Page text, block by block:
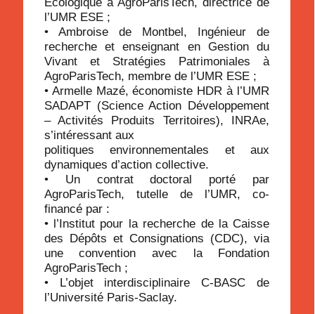
l’UMR ESE ;
• Ambroise de Montbel, Ingénieur de
recherche et enseignant en Gestion du
Vivant et Stratégies Patrimoniales à
AgroParisTech, membre de l’UMR ESE ;
• Armelle Mazé, économiste HDR à l’UMR
SADAPT (Science Action Développement
– Activités Produits Territoires), INRAe,
s’intéressant aux
politiques environnementales et aux
dynamiques d’action collective.
• Un contrat doctoral porté par
AgroParisTech, tutelle de l’UMR, co-
financé par :
• l’Institut pour la recherche de la Caisse
des Dépôts et Consignations (CDC), via
une convention avec la Fondation
AgroParisTech ;
• L’objet interdisciplinaire C-BASC de
l’Université Paris-Saclay.